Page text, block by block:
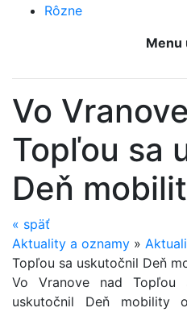
Rôzne
Menu
Vo
Topľou sa
Deň
« späť
Aktuality a oznamy »
Topľou sa uskutočnil Deň
Vo Vranove nad
uskutočnil Deň mobility